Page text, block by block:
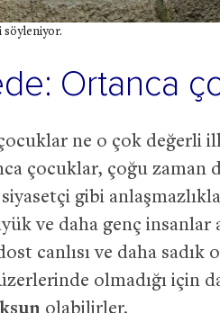
söyleniyor.
Ortanca
ne o çok değerli
çocuklar, çoğu zaman
gibi
ve daha genç insanlar
canlısı ve daha
olmadığı için